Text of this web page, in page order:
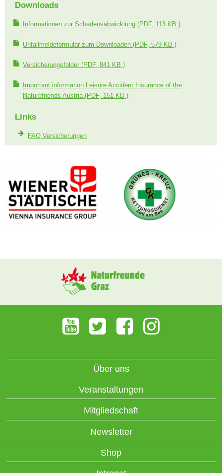
Downloads
Informationen zur Schadensabwicklung (PDF, 113 KB )
Unfallmeldeformular zum Downloaden (PDF, 579 KB )
Versicherungsfolder (PDF, 841 KB )
Important information Leisure Accident Insurance of the
Naturefriends Austria (PDF, 151 KB )
Links
FAQ Versicherungen
Über uns
Veranstaltungen
Mitgliedschaft
Newsletter
Shop